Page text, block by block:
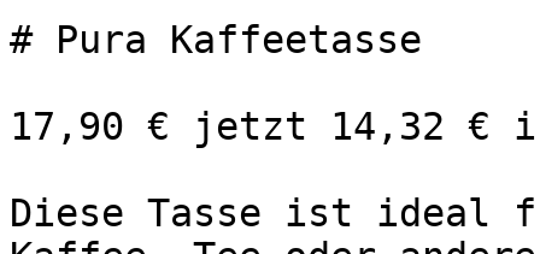
# Pura Kaffeetasse
17,90 € jetzt 14,32
Diese Tasse ist ideal